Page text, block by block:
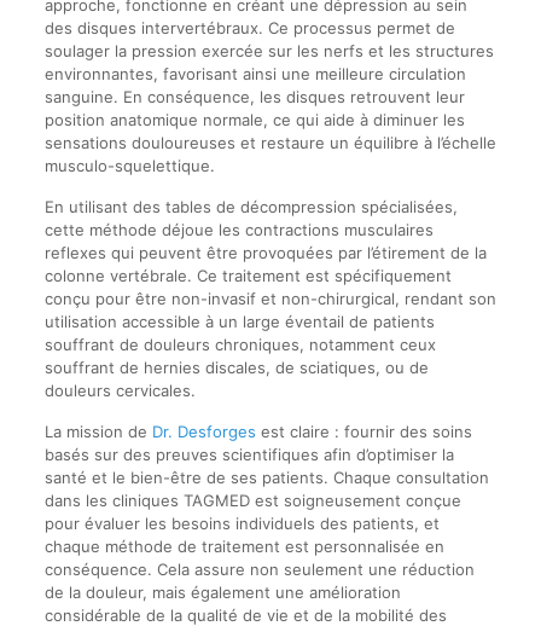
approche, fonctionne en créant une dépression au sein
des disques intervertébraux. Ce processus permet de
soulager la pression exercée sur les nerfs et les structures
environnantes, favorisant ainsi une meilleure circulation
sanguine. En conséquence, les disques retrouvent leur
position anatomique normale, ce qui aide à diminuer les
sensations douloureuses et restaure un équilibre à l’échelle
musculo-squelettique.
En utilisant des tables de décompression spécialisées,
cette méthode déjoue les contractions musculaires
reflexes qui peuvent être provoquées par l’étirement de la
colonne vertébrale. Ce traitement est spécifiquement
conçu pour être non-invasif et non-chirurgical, rendant son
utilisation accessible à un large éventail de patients
souffrant de douleurs chroniques, notamment ceux
souffrant de hernies discales, de sciatiques, ou de
douleurs cervicales.
La mission de Dr. Desforges est claire : fournir des soins
basés sur des preuves scientifiques afin d’optimiser la
santé et le bien-être de ses patients. Chaque consultation
dans les cliniques TAGMED est soigneusement conçue
pour évaluer les besoins individuels des patients, et
chaque méthode de traitement est personnalisée en
conséquence. Cela assure non seulement une réduction
de la douleur, mais également une amélioration
considérable de la qualité de vie et de la mobilité des